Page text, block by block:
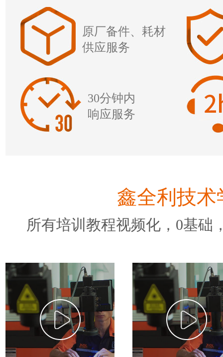
原厂备件、耗材
供应服务
30分钟内
响应服务
鑫全利技术
所有培训教程视频化，0基础